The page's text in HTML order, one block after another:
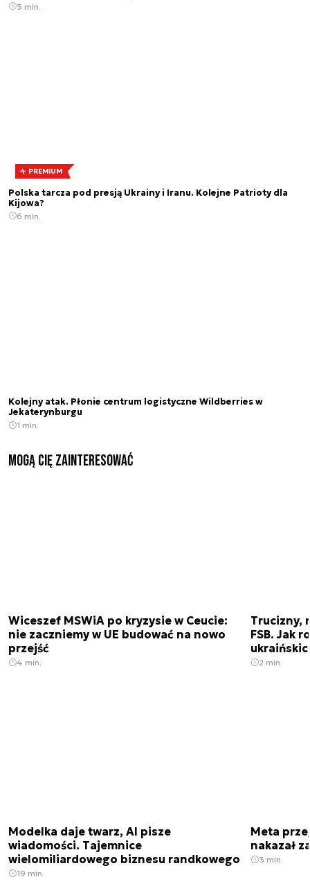
3 min.
PREMIUM
Polska tarcza pod presją Ukrainy i Iranu. Kolejne Patrioty dla
Kijowa?
6 min.
Kolejny atak. Płonie centrum logistyczne Wildberries w
Jekaterynburgu
1 min.
Mogą Cię zainteresować
Wiceszef MSWiA po kryzysie w Ceucie:
nie zaczniemy w UE budować na nowo
przejść
4 min.
Trucizny,
FSB. Jak
2 min.
Modelka daje twarz, AI pisze
wiadomości. Tajemnice
wielomiliardowego biznesu randkowego
19 min.
Meta
nakazał
3 min.